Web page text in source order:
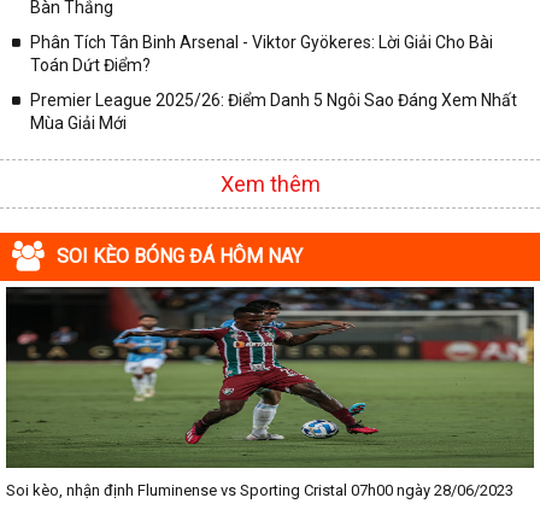
Bàn Thắng
Phân Tích Tân Binh Arsenal - Viktor Gyökeres: Lời Giải Cho Bài
Toán Dứt Điểm?
Premier League 2025/26: Điểm Danh 5 Ngôi Sao Đáng Xem Nhất
Mùa Giải Mới
Xem thêm
SOI KÈO BÓNG ĐÁ HÔM NAY
Soi kèo, nhận định Fluminense vs Sporting Cristal 07h00 ngày 28/06/2023